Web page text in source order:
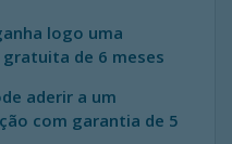
logo uma
de 6 meses
aderir a um
com garantia de 5